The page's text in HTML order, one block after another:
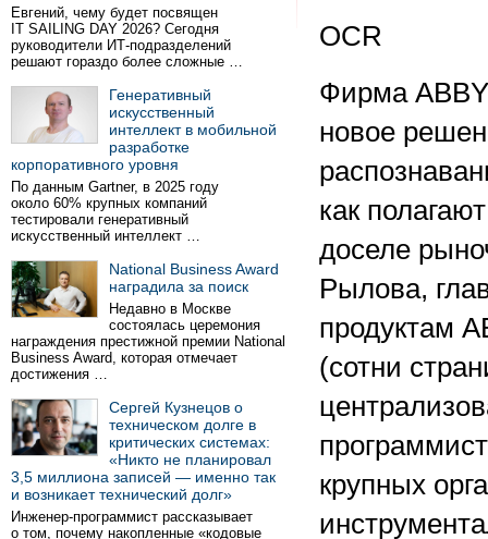
Евгений, чему будет посвящен
IT SAILING DAY 2026? Сегодня
руководители ИТ-подразделений
решают гораздо более сложные …
Генеративный
искусственный
интеллект в мобильной
разработке
корпоративного уровня
По данным Gartner, в 2025 году
около 60% крупных компаний
тестировали генеративный
искусственный интеллект …
National Business Award
наградила за поиск
Недавно в Москве
состоялась церемония
награждения престижной премии National
Business Award, которая отмечает
достижения …
Сергей Кузнецов о
техническом долге в
критических системах:
«Никто не планировал
3,5 миллиона записей — именно так
и возникает технический долг»
Инженер-программист рассказывает
о том, почему накопленные «кодовые
OCR
Фирма
новое
как
доселе
Рылова,
продуктам
(сотни
крупных